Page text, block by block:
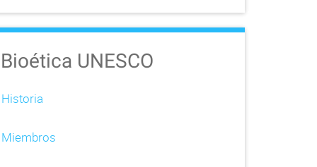
Bioética UNESCO
Historia
Miembros